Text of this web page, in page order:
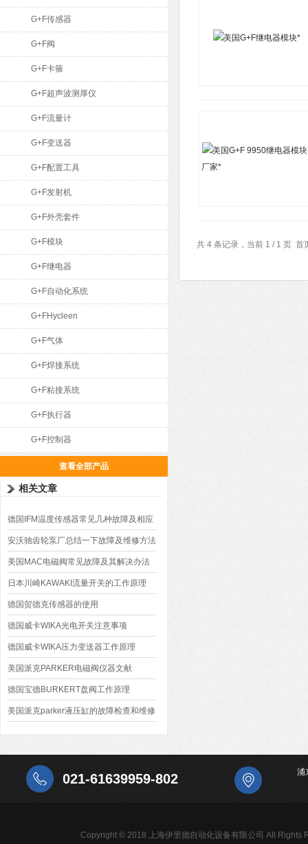
G+F传感器
G+F阀
G+F卡箍
G+F超声波测厚仪
G+F流量计
G+F变送器
G+F配置工具
G+F发射机
G+F外壳套件
G+F模块
G+F继电器
G+F自动化系统
G+FHycleen
G+F气体
G+F焊接系统
G+F粘接系统
G+F执行器
G+F控制器
查看全部产品
相关文章
德国IFM温度传感器常见几种故障及相应
解决方法
安沃驰齿轮泵厂总结一下故障及维修方法
美国MAC电磁阀常见故障及其解决办法
日本川崎KAWAKI流量开关的工作原理
德国贺德克传感器的使用
德国威卡WIKA光电开关注意事项
德国威卡WIKA压力变送器工作原理
美国派克PARKER电磁阀仪器文献
德国宝德BURKERT盘阀工作原理
美国派克parker液压缸的故障检查和维修
共 4 条记录，当前 1 / 1 页
021-61639959-802 浦
Copyright © 2018 上海伊里德自动化设备有限公司 All Rights